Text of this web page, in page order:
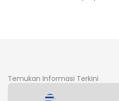
Temukan Informasi Terkini